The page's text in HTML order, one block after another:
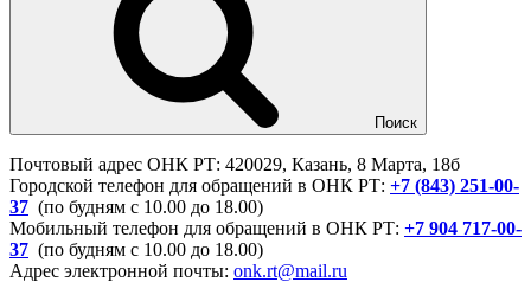
Поиск
Почтовый адрес ОНК РТ: 420029, Казань, 8 Марта, 18б
Городской телефон для обращений в ОНК РТ: +7 (843) 251-00-
37 (по будням с 10.00 до 18.00)
Мобильный телефон для обращений в ОНК РТ: +7 904 717-00-
37 (по будням с 10.00 до 18.00)
Адрес электронной почты: onk.rt@mail.ru